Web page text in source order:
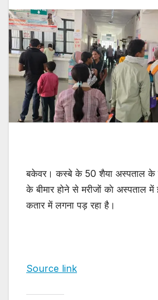
बकेवर। कस्बे के 50 शैया अस्पताल के
के बीमार होने से मरीजों काे अस्पताल
कतार में लगना पड़ रहा है।
Source link